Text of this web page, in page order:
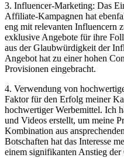
3. Influencer-Marketing: Das
Affiliate-Kampagnen hat
eng mit relevanten Influencern
exklusive Angebote für ihre
aus der Glaubwürdigkeit der
Angebot hat zu einer hohen
Provisionen eingebracht.
4. Verwendung von
Faktor für den Erfolg meiner
hochwertiger Werbemittel. Ich
und Videos erstellt, um meine
Kombination aus
Botschaften hat das Interesse
einem signifikanten Anstieg